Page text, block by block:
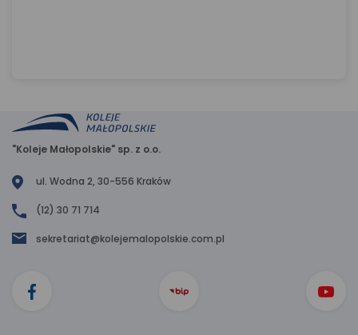
"Koleje Małopolskie" sp. z o.o.
ul. Wodna 2, 30-556 Kraków
(12) 30 71 714
sekretariat@kolejemalopolskie.com.pl